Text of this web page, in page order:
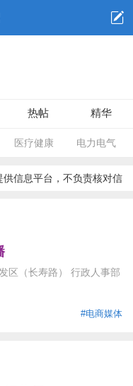
热帖 精华
医疗健康 电力电气
信息平台，不负责核对信
区（长寿路） 行政人事部
#电商媒体